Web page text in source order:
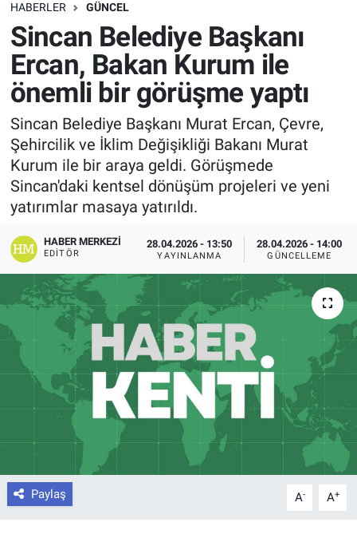
HABERLER GÜNCEL
Sincan Belediye Başkanı
Ercan, Bakan Kurum ile
önemli bir görüşme yaptı
Sincan Belediye Başkanı Murat Ercan, Çevre,
Şehircilik ve İklim Değişikliği Bakanı Murat
Kurum ile bir araya geldi. Görüşmede
Sincan'daki kentsel dönüşüm projeleri ve yeni
yatırımlar masaya yatırıldı.
HABER MERKEZI
EDITÖR
28.04.2026 - 13:50
YAYINLANMA
28.04.2026 - 14:00
GÜNCELLEME
Paylaş A- A+